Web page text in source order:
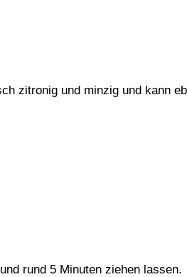
zitronig und minzig und kann
rund 5 Minuten ziehen lassen.